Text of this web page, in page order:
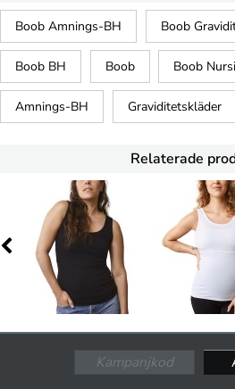
Boob Amnings-BH Boob
Boob BH Boob Boob
Amnings-BH Graviditetskläder
Relaterade